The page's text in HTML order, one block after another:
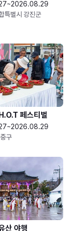
특별시 강진군
페스티벌
구
산 야행